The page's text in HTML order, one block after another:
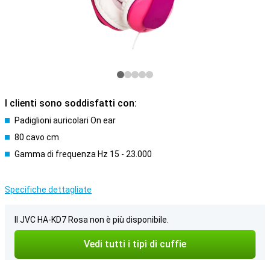
I clienti sono soddisfatti con:
Padiglioni auricolari On ear
80 cavo cm
Gamma di frequenza Hz 15 - 23.000
Specifiche dettagliate
Il JVC HA-KD7 Rosa non è più disponibile.
Vedi tutti i tipi di cuffie